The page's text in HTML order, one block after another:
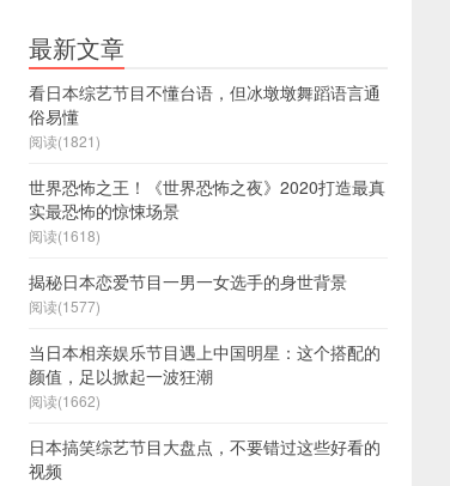
最新文章
看日本综艺节目不懂台语，但冰墩墩舞蹈语言通
俗易懂
阅读(1821)
世界恐怖之王！《世界恐怖之夜》2020打造最真
实最恐怖的惊悚场景
阅读(1618)
揭秘日本恋爱节目一男一女选手的身世背景
阅读(1577)
当日本相亲娱乐节目遇上中国明星：这个搭配的
颜值，足以掀起一波狂潮
阅读(1662)
日本搞笑综艺节目大盘点，不要错过这些好看的
视频